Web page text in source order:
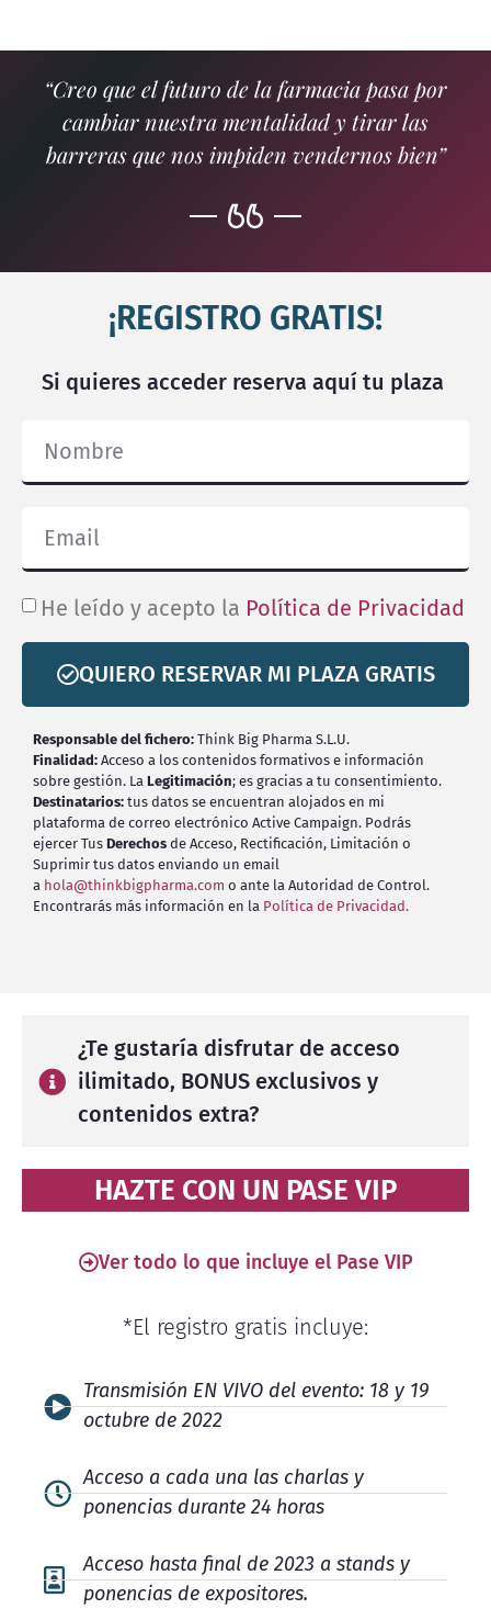
“Creo que el futuro de la farmacia pasa por
cambiar nuestra mentalidad y tirar las
barreras que nos impiden vendernos bien”
¡REGISTRO GRATIS!
Si quieres acceder reserva aquí tu plaza
He leído y acepto la Política de Privacidad
QUIERO RESERVAR MI PLAZA GRATIS
Responsable del fichero: Think Big Pharma S.L.U.
Finalidad: Acceso a los contenidos formativos e información
sobre gestión. La Legitimación; es gracias a tu consentimiento.
Destinatarios: tus datos se encuentran alojados en mi
plataforma de correo electrónico Active Campaign. Podrás
ejercer Tus Derechos de Acceso, Rectificación, Limitación o
Suprimir tus datos enviando un email
a hola@thinkbigpharma.com o ante la Autoridad de Control.
Encontrarás más información en la Política de Privacidad.
¿Te gustaría disfrutar de acceso
ilimitado, BONUS exclusivos y
contenidos extra?
HAZTE CON UN PASE VIP
Ver todo lo que incluye el Pase VIP
*El registro gratis incluye:
Transmisión EN VIVO del evento: 18 y 19
octubre de 2022
Acceso a cada una las charlas y
ponencias durante 24 horas
Acceso hasta final de 2023 a stands y
ponencias de expositores.